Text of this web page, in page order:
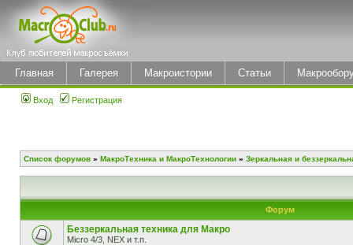
Главная Галерея Макроистории Статьи
Вход Регистрация
Список форумов » МакроТехника и МакроТехнологии » Зеркальная и
Форум
Беззеркальная техника для Макро
Micro 4/3, NEX и т.п.